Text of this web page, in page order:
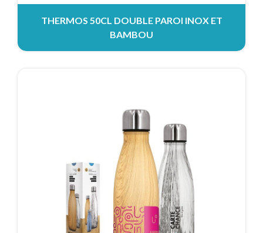
THERMOS 50CL DOUBLE PAROI INOX ET
BAMBOU